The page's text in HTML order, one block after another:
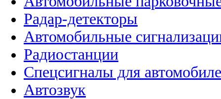
Радар-детекторы
Автомобильные
Радиостанции
Спецсигналы для
Автозвук